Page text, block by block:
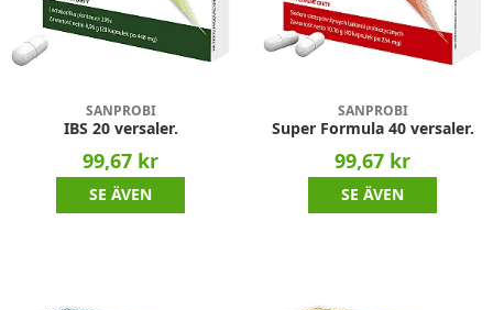
SANPROBI
IBS 20 versaler.
99,67 kr
SE ÄVEN
SANPROBI
Super Formula 40 versaler.
99,67 kr
SE ÄVEN